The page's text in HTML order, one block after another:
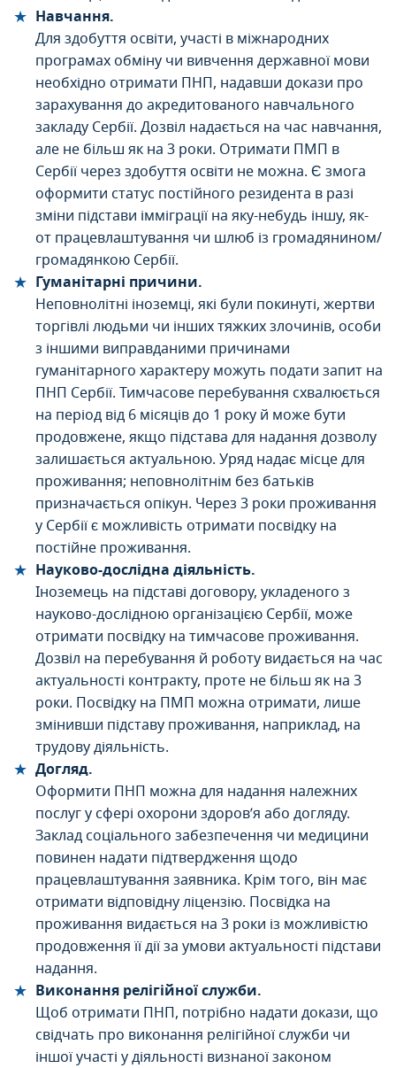
Навчання.
Для здобуття освіти, участі в міжнародних
програмах обміну чи вивчення державної мови
необхідно отримати ПНП, надавши докази про
зарахування до акредитованого навчального
закладу Сербії. Дозвіл надається на час навчання,
але не більш як на 3 роки. Отримати ПМП в
Сербії через здобуття освіти не можна. Є змога
оформити статус постійного резидента в разі
зміни підстави імміграції на яку-небудь іншу, як-
от працевлаштування чи шлюб із громадянином/
громадянкою Сербії.
Гуманітарні причини.
Неповнолітні іноземці, які були покинуті, жертви
торгівлі людьми чи інших тяжких злочинів, особи
з іншими виправданими причинами
гуманітарного характеру можуть подати запит на
ПНП Сербії. Тимчасове перебування схвалюється
на період від 6 місяців до 1 року й може бути
продовжене, якщо підстава для надання дозволу
залишається актуальною. Уряд надає місце для
проживання; неповнолітнім без батьків
призначається опікун. Через 3 роки проживання
у Сербії є можливість отримати посвідку на
постійне проживання.
Науково-дослідна діяльність.
Іноземець на підставі договору, укладеного з
науково-дослідною організацією Сербії, може
отримати посвідку на тимчасове проживання.
Дозвіл на перебування й роботу видається на час
актуальності контракту, проте не більш як на 3
роки. Посвідку на ПМП можна отримати, лише
змінивши підставу проживання, наприклад, на
трудову діяльність.
Догляд.
Оформити ПНП можна для надання належних
послуг у сфері охорони здоров’я або догляду.
Заклад соціального забезпечення чи медицини
повинен надати підтвердження щодо
працевлаштування заявника. Крім того, він має
отримати відповідну ліцензію. Посвідка на
проживання видається на 3 роки із можливістю
продовження її дії за умови актуальності підстави
надання.
Виконання релігійної служби.
Щоб отримати ПНП, потрібно надати докази, що
свідчать про виконання релігійної служби чи
іншої участі у діяльності визнаної законом